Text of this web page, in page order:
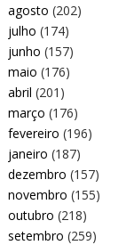
agosto (202)
julho (174)
junho (157)
maio (176)
abril (201)
março (176)
fevereiro (196)
janeiro (187)
dezembro (157)
novembro (155)
outubro (218)
setembro (259)